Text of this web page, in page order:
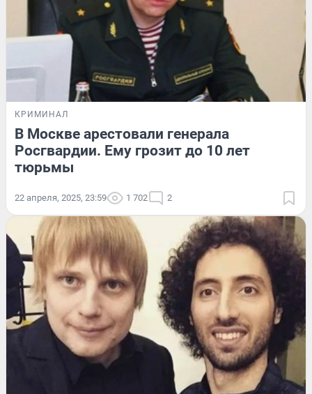
КРИМИНАЛ
В Москве арестовали генерала
Росгвардии. Ему грозит до 10 лет
тюрьмы
22 апреля, 2025, 23:59 1 702 2